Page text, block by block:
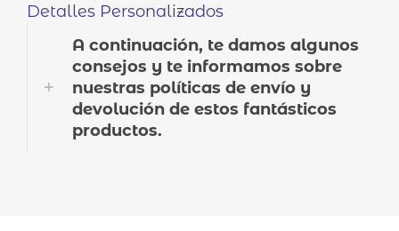
Detalles Personalizados
A continuación, te damos algunos
consejos y te informamos sobre
nuestras políticas de envío y
devolución de estos fantásticos
productos.